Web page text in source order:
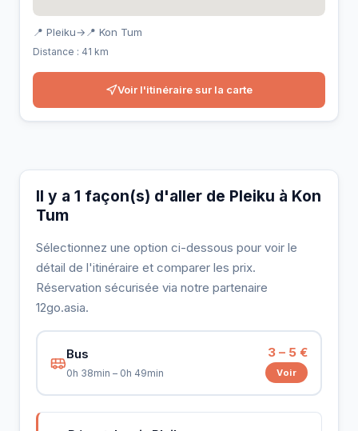
📍 Pleiku→ 📍 Kon Tum
Distance : 41 km
Voir l'itinéraire sur la carte
Il y a 1 façon(s) d'aller de Pleiku à Kon
Tum
Sélectionnez une option ci-dessous pour voir le
détail de l'itinéraire et comparer les prix.
Réservation sécurisée via notre partenaire
12go.asia.
Bus
0h 38min – 0h 49min
3 – 5 €
Voir